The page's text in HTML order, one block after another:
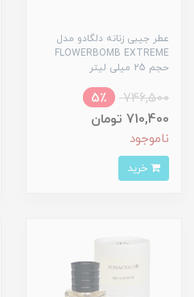
عطر جیبی زنانه دلگادو مدل
FLOWERBOMB EXTREME
حجم 25 میلی لیتر
746,500
5٪
710,400 تومان
ناموجود